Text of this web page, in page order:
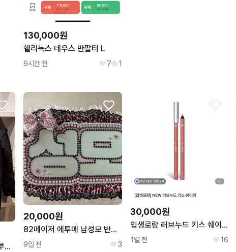
130,000원
헬리녹스 데우스 반팔티 L
9시간 전 7 1
내셔널지오그래픽키즈 벨루가 덕다운패딩 160
20,000원
82메이저 에투메 남성모 반사 네임보드
9일 전 3
30,000원
입생로랑 러브누드 키스 쉐이퍼 립라이너 44 누드라빌리에
1일 전 16